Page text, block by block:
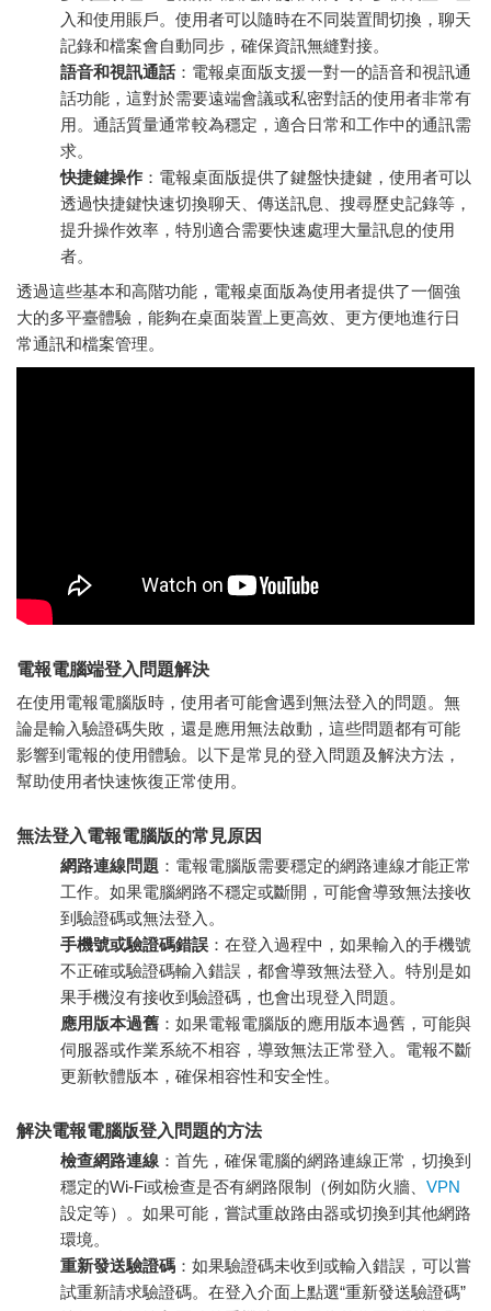
入和使用賬戶。使用者可以隨時在不同裝置間切換，聊天
記錄和檔案會自動同步，確保資訊無縫對接。
語音和視訊通話：電報桌面版支援一對一的語音和視訊通
話功能，這對於需要遠端會議或私密對話的使用者非常有
用。通話質量通常較為穩定，適合日常和工作中的通訊需
求。
快捷鍵操作 ：電報桌面版提供了鍵盤快捷鍵，使用者可以
透過快捷鍵快速切換聊天、傳送訊息、搜尋歷史記錄等，
提升操作效率，特別適合需要快速處理大量訊息的使用
者。
透過這些基本和高階功能，電報桌面版為使用者提供了一個強
大的多平臺體驗，能夠在桌面裝置上更高效、更方便地進行日
常通訊和檔案管理。
電報電腦端登入問題解決
在使用電報電腦版時，使用者可能會遇到無法登入的問題。無
論是輸入驗證碼失敗，還是應用無法啟動，這些問題都有可能
影響到電報的使用體驗。以下是常見的登入問題及解決方法，
幫助使用者快速恢復正常使用。
無法登入電報電腦版的常見原因
網路連線問題 ：電報電腦版需要穩定的網路連線才能正常
工作。如果電腦網路不穩定或斷開，可能會導致無法接收
到驗證碼或無法登入。
手機號或驗證碼錯誤 ：在登入過程中，如果輸入的手機號
不正確或驗證碼輸入錯誤，都會導致無法登入。特別是如
果手機沒有接收到驗證碼，也會出現登入問題。
應用版本過舊 ：如果電報電腦版的應用版本過舊，可能與
伺服器或作業系統不相容，導致無法正常登入。電報不斷
更新軟體版本，確保相容性和安全性。
解決電報電腦版登入問題的方法
檢查網路連線 ：首先，確保電腦的網路連線正常，切換到
穩定的Wi-Fi或檢查是否有網路限制（例如防火牆、 VPN
設定等）。如果可能，嘗試重啟路由器或切換到其他網路
環境。
重新發送驗證碼 ：如果驗證碼未收到或輸入錯誤，可以嘗
試重新請求驗證碼。在登入介面上點選“重新發送驗證碼”